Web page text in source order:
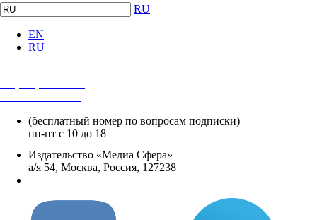
RU
EN
RU
(бесплатный номер по вопросам подписки)
пн-пт с 10 до 18
Издательство «Медиа Сфера»
а/я 54, Москва, Россия, 127238